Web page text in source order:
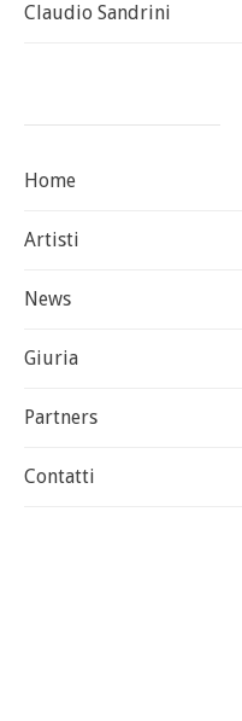
Claudio Sandrini
Home
Artisti
News
Giuria
Partners
Contatti